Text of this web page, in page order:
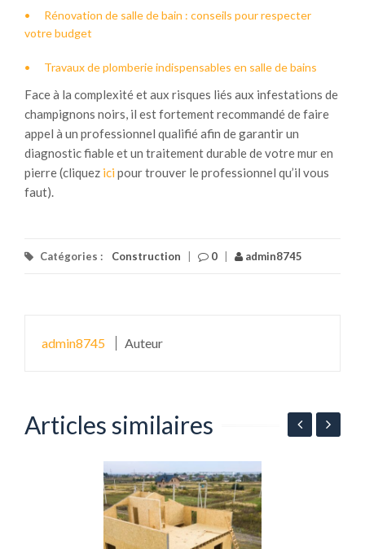
Rénovation de salle de bain : conseils pour respecter
votre budget
Travaux de plomberie indispensables en salle de bains
Face à la complexité et aux risques liés aux infestations de
champignons noirs, il est fortement recommandé de faire
appel à un professionnel qualifié afin de garantir un
diagnostic fiable et un traitement durable de votre mur en
pierre (cliquez ici pour trouver le professionnel qu’il vous
faut).
Catégories : Construction 0 admin8745
admin8745 Auteur
Articles similaires